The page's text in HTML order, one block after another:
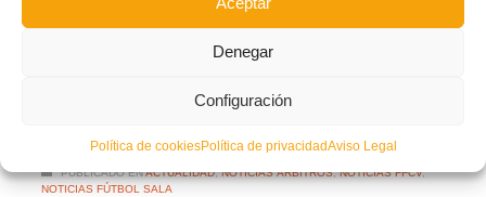
Denegar
Configuración
Política de cookiesPolítica de privacidadAviso Legal
PUBLICADO ENACTUALIDAD,NOTICIAS ÁRBITROS,NOTICIAS FFCV,
NOTICIAS FÚTBOL SALA